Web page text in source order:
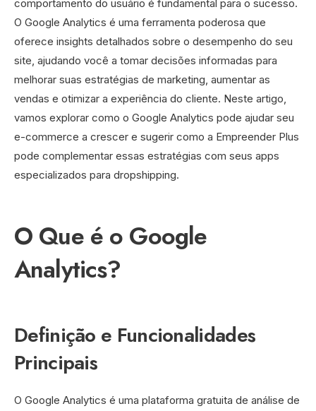
comportamento do usuário é fundamental para o sucesso.
O Google Analytics é uma ferramenta poderosa que
oferece insights detalhados sobre o desempenho do seu
site, ajudando você a tomar decisões informadas para
melhorar suas estratégias de marketing, aumentar as
vendas e otimizar a experiência do cliente. Neste artigo,
vamos explorar como o Google Analytics pode ajudar seu
e-commerce a crescer e sugerir como a Empreender Plus
pode complementar essas estratégias com seus apps
especializados para dropshipping.
O Que é o Google
Analytics?
Definição e Funcionalidades
Principais
O Google Analytics é uma plataforma gratuita de análise de